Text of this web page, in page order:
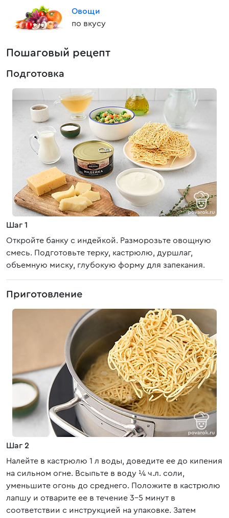
Овощи
по вкусу
Пошаговый рецепт
Подготовка
Шаг 1
Откройте банку с индейкой. Разморозьте овощную
смесь. Подготовьте терку, кастрюлю, дуршлаг,
объемную миску, глубокую форму для запекания.
Приготовление
Шаг 2
Налейте в кастрюлю 1 л воды, доведите ее до кипения
на сильном огне. Всыпьте в воду ¼ ч.л. соли,
уменьшите огонь до среднего. Положите в кастрюлю
лапшу и отварите ее в течение 3-5 минут в
соответствии с инструкцией на упаковке. Затем